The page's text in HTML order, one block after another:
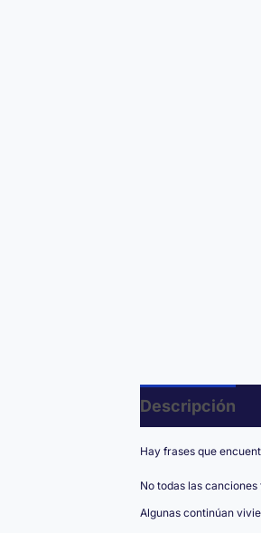
Descripción
Hay frases que
No todas las
Algunas continúan